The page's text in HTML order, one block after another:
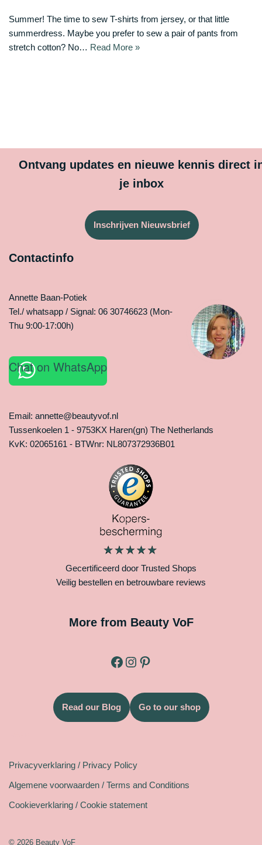
Summer! The time to sew T-shirts from jersey, or that little
summerdress. Maybe you prefer to sew a pair of pants from
stretch cotton? No… Read More »
Ontvang updates en nieuwe kennis direct
je inbox
Inschrijven Nieuwsbrief
Contactinfo
Annette Baan-Potiek
Tel./ whatsapp / Signal: 06 30746623 (Mon-
Thu 9:00-17:00h)
Chat on WhatsApp
Email: annette@beautyvof.nl
Tussenkoelen 1 - 9753KX Haren(gn) The Netherlands
KvK: 02065161 - BTWnr: NL807372936B01
Gecertificeerd door Trusted Shops
Veilig bestellen en betrouwbare reviews
More from Beauty VoF
Read our Blog Go to our shop
Privacyverklaring / Privacy Policy
Algemene voorwaarden / Terms and Conditions
Cookieverklaring / Cookie statement
© 2026 Beauty VoF